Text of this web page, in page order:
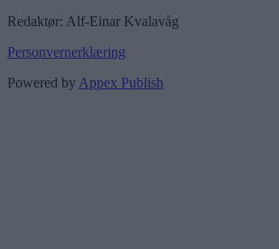
Redaktør: Alf-Einar Kvalavåg
Personvernerklæring
Powered byAppex Publish